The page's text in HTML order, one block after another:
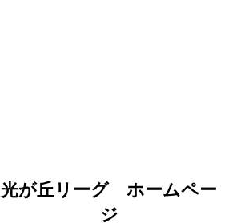
光が丘リーグ ホームペー
ジ